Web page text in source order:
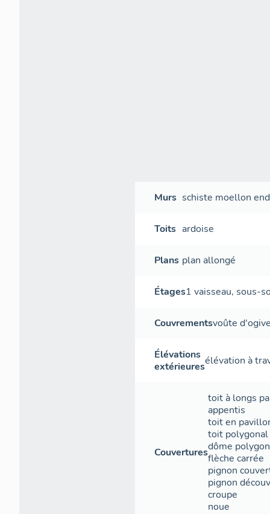
Murs schiste moellon
Toits ardoise
Plans plan allongé
Étages1 vaisseau, sous-
Couvrementsvoûte
Élévations
extérieuresélévation à
Couvertures
toit à longs
appentis
toit en
toit polygonal
dôme
flèche carrée
pignon
pignon
croupe
noue